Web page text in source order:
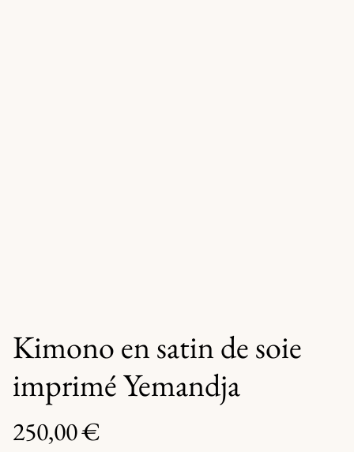
Kimono en satin de soie
imprimé Yemandja
250,00 €